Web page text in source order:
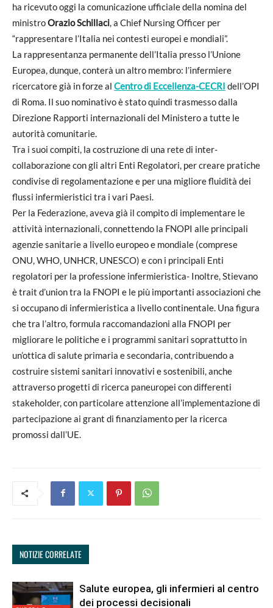
ha ricevuto oggi la comunicazione ufficiale della nomina del
ministroOrazio Schillaci, a Chief Nursing Officer per
“rappresentare l’Italia nei contesti europei e mondiali”.
La rappresentanza permanente dell’Italia presso l’Unione
Europea, dunque, conterà un altro membro: l’infermiere
ricercatore già in forze al Centro di Eccellenza-CECRI dell’OPI
di Roma. Il suo nominativo è stato quindi trasmesso dalla
Direzione Rapporti internazionali del Ministero a tutte le
autorità comunitarie.
Tra i suoi compiti, la costruzione di una rete di inter-
collaborazione con gli altri Enti Regolatori, per creare pratiche
condivise di regolamentazione e per una migliore fluidità dei
flussi infermieristici tra i vari Paesi.
Per la Federazione, aveva già il compito di implementare le
attività internazionali, connettendo la FNOPI alle principali
agenzie sanitarie a livello europeo e mondiale (comprese
ONU, WHO, UNHCR, UNESCO) e con i principali Enti
regolatori per la professione infermieristica- Inoltre, Stievano
è trait d’union tra la FNOPI e le più importanti associazioni che
si occupano di infermieristica a livello continentale. Una figura
che tra l’altro, formula raccomandazioni alla FNOPI per
migliorare le politiche e i programmi sanitari soprattutto in
un’ottica di salute primaria e secondaria, contribuendo a
costruire sistemi sanitari innovativi e sostenibili, anche
attraverso progetti di ricerca paneuropei con differenti
stakeholder, con particolare attenzione all’implementazione di
partecipazione ai grant di finanziamento per la ricerca
promossi dall’UE.
NOTIZIE CORRELATE
Salute europea, gli infermieri al centro
dei processi decisionali